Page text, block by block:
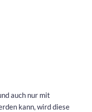
auch nur mit
kann, wird diese